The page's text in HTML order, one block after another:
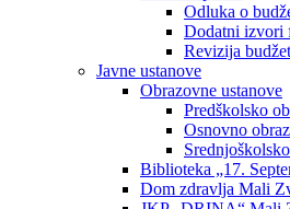
Odluka o
Dodatni izvori
Revizija
Javne ustanove
Obrazovne ustanove
Predškolsko
Osnovno
Biblioteka „17.
Dom zdravlja Mali